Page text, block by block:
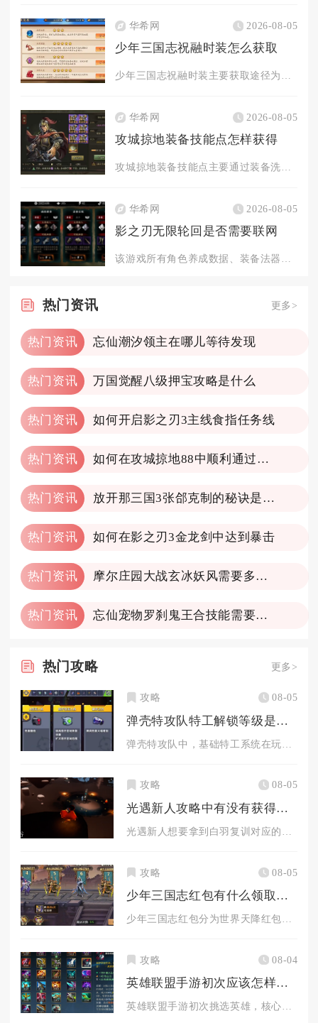
华希网 2026-08-05
少年三国志祝融时装怎么获取
少年三国志祝融时装主要获取途径为军团商店兑换，部分特殊限时活...
华希网 2026-08-05
攻城掠地装备技能点怎样获得
攻城掠地装备技能点主要通过装备洗炼、技能升级、洗出秘技、任务...
华希网 2026-08-05
影之刃无限轮回是否需要联网
该游戏所有角色养成数据、装备法器、轮回存档、资源道具全部云端...
热门资讯 更多>
热门资讯 忘仙潮汐领主在哪儿等待发现
热门资讯 万国觉醒八级押宝攻略是什么
热门资讯 如何开启影之刃3主线食指任务线
热门资讯 如何在攻城掠地88中顺利通过典韦关卡
热门资讯 放开那三国3张郃克制的秘诀是什么
热门资讯 如何在影之刃3金龙剑中达到暴击
热门资讯 摩尔庄园大战玄冰妖风需要多长时间才能通关
热门资讯 忘仙宠物罗刹鬼王合技能需要注意什么
热门攻略 更多>
攻略 08-05
弹壳特攻队特工解锁等级是多少级
攻略 08-05
光遇新人攻略中有没有获得白羽复训的技巧
攻略 08-05
少年三国志红包有什么领取方法
攻略 08-04
英雄联盟手游初次应该怎样选英雄